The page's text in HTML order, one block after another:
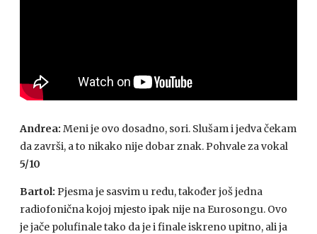
Andrea: Meni je ovo dosadno, sori. Slušam i jedva čekam
da završi, a to nikako nije dobar znak. Pohvale za vokal
5/10
Bartol: Pjesma je sasvim u redu, također još jedna
radiofonična kojoj mjesto ipak nije na Eurosongu. Ovo
je jače polufinale tako da je i finale iskreno upitno, ali ja